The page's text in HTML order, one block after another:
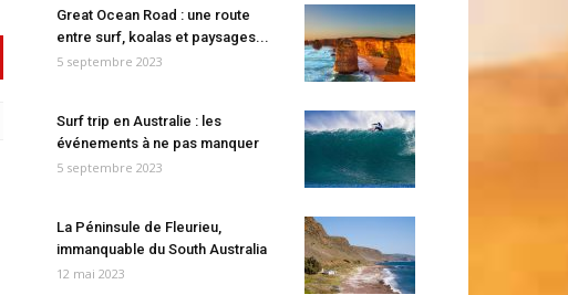
Great Ocean Road : une route
entre surf, koalas et paysages...
5 septembre 2023
Surf trip en Australie : les
événements à ne pas manquer
5 septembre 2023
La Péninsule de Fleurieu,
immanquable du South Australia
12 mai 2023